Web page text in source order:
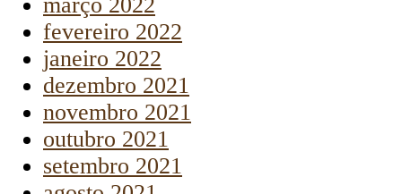
fevereiro 2022
janeiro 2022
dezembro 2021
novembro 2021
outubro 2021
setembro 2021